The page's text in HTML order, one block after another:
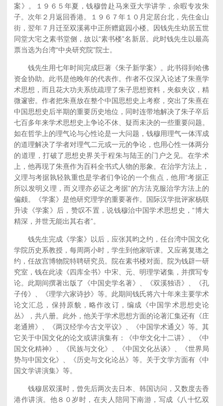
案》。１９６５年夏，钱穆曾赴马来亚大学讲学，余暇专攻朱
子。次年２月返回香港。１９６７年１０月定居台北，先住金山
街，翌年７月迁至双溪蒋中正所赠庭园小楼。因钱先生幼居五世
同堂大宅之素书堂侧，故以“素书楼”名新居。此时钱先生以最高
票当选为台湾“中央研究院”院士。
钱先生用七年时间完成巨著《朱子新学案》。此书得到哈佛
资金协助。此书是他晚年的代表作。作者不仅深入论述了朱熹学
术思想，而且花大功夫系统疏理了朱子思想资料，夹叙夹议，精
微邃密。作者把朱熹放在整个中国思想史上考察，突出了朱熹在
中国思想史后半期的重要历史地位，同时连带地解决了朱子卒后
七百多年来学术思想史上争论不休、疑而未决的一些重要问题。
如在哲学上的理气论与心性论是一大问题，钱穆用理气一体浑成
的道理解决了学者对理气二元或一元的争论，也用心性一体两分
的道理，打破了思想史界关于程朱与陆王的门户之见。在学术
上，他再现了朱熹作为百科全书式人物的形象。在治学方法上，
义理与考据孰轻孰重也是学者们争论的一个焦点，他用“考据正
所以发明义理，而义理亦必证之考据”的方法克服治学方法上的
偏颇。《学案》是他研究理学的重要著作。国际汉学批评家杨联
升读《学案》后，赞叹不置，说钱穆治中国学术思想史，“博大
精深，并世无能出其右者”。
钱先生完成《学案》以后，应张其昀之约，任台湾中国文化
学院历史系教授，每周两小时，学生到他家听课。又应蒋复璁之
约，任故宫博物院特聘研究员。院在素书楼对面。院为钱辟一研
究室，钱在此读《四库全书》中宋、元、明理学诸集，并撰写专
论。此期间撰著出版了《中国史学名著》、《双溪独语》、《孔
子传》、《理学六家诗抄》等。此期间钱氏将六十年来主要学术
论文汇总，保持原貌，略作改订，编成《中国学术思想史论
丛》，共八册。此外，他关于学术思想方面的论著汇集还有《庄
老通辨》、《两汉经学今古文平议》、《中国学术通义》等。其
它关于中国文化的论文或讲演集有：《中华文化十二讲》、《中
国文化精神》、《民族与文化》、《中国文化丛谈》、《世界局
势与中国文化》、《历史与文化论丛》等。关于文学方面有《中
国文学讲演集》等。
钱穆居双溪时，曾先后两次去日本、韩国访问，又数度去香
港作讲演。他８０岁时，在夫人陪同下南游，写成《八十忆双